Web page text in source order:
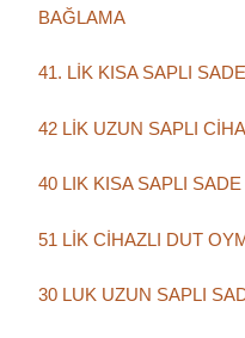
BAĞLAMA
41. LİK KISA SAPLI
42 LİK UZUN SAPLI
40 LIK KISA SAPLI
51 LİK CİHAZLI DUT
30 LUK UZUN SAPLI